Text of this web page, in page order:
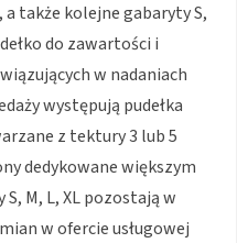
a także kolejne gabaryty S,
do zawartości i
w nadaniach
występują pudełka
z tektury 3 lub 5
dedykowane większym
M, L, XL pozostają w
w ofercie usługowej